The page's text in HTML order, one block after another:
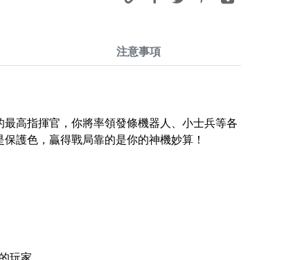
注意事項
高指揮官，你將率領發條機器人、小士兵等各
護色，贏得戰局靠的是你的神機妙算！
玩家